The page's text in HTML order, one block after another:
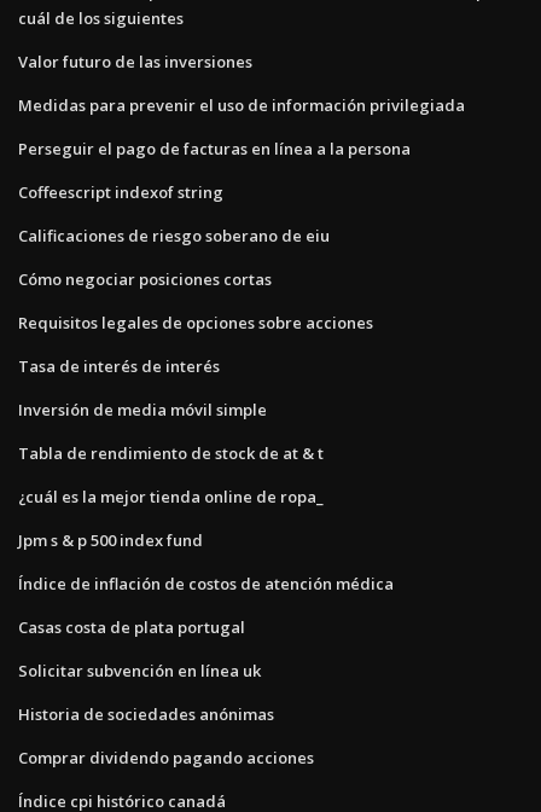
cuál de los siguientes
Valor futuro de las inversiones
Medidas para prevenir el uso de información privilegiada
Perseguir el pago de facturas en línea a la persona
Coffeescript indexof string
Calificaciones de riesgo soberano de eiu
Cómo negociar posiciones cortas
Requisitos legales de opciones sobre acciones
Tasa de interés de interés
Inversión de media móvil simple
Tabla de rendimiento de stock de at & t
¿cuál es la mejor tienda online de ropa_
Jpm s & p 500 index fund
Índice de inflación de costos de atención médica
Casas costa de plata portugal
Solicitar subvención en línea uk
Historia de sociedades anónimas
Comprar dividendo pagando acciones
Índice cpi histórico canadá